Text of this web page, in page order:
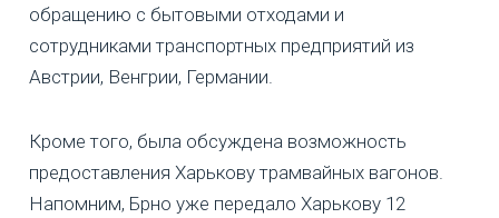
обращению с бытовыми отходами и
сотрудниками транспортных предприятий из
Австрии, Венгрии, Германии.
Кроме того, была обсуждена возможность
предоставления Харькову трамвайных вагонов.
Напомним, Брно уже передало Харькову 12